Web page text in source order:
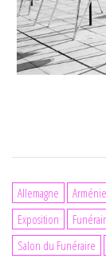
Allemagne Arménie
Exposition
Salon du Funéraire